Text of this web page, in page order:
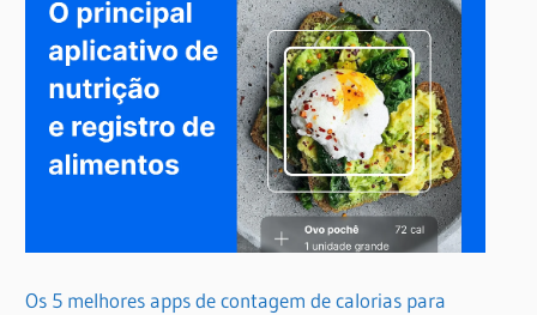
Os 5 melhores apps de contagem de calorias para